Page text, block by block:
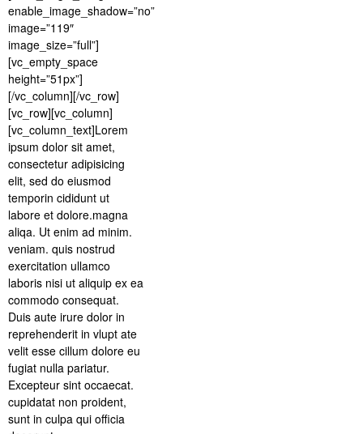
enable_image_shadow=”no”
image=”119″
image_size=”full”]
[vc_empty_space
height=”51px”]
[/vc_column][/vc_row]
[vc_row][vc_column]
[vc_column_text]Lorem
ipsum dolor sit amet,
consectetur adipisicing
elit, sed do eiusmod
temporin cididunt ut
labore et dolore.magna
aliqa. Ut enim ad minim.
veniam. quis nostrud
exercitation ullamco
laboris nisi ut aliquip ex ea
commodo consequat.
Duis aute irure dolor in
reprehenderit in vlupt ate
velit esse cillum dolore eu
fugiat nulla pariatur.
Excepteur sint occaecat.
cupidatat non proident,
sunt in culpa qui officia